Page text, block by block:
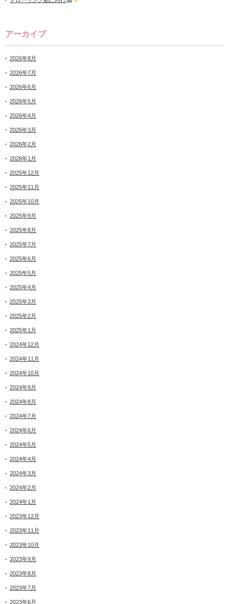
アーカイブ
2026年8月
2026年7月
2026年6月
2026年5月
2026年4月
2026年3月
2026年2月
2026年1月
2025年12月
2025年11月
2025年10月
2025年9月
2025年8月
2025年7月
2025年6月
2025年5月
2025年4月
2025年3月
2025年2月
2025年1月
2024年12月
2024年11月
2024年10月
2024年9月
2024年8月
2024年7月
2024年6月
2024年5月
2024年4月
2024年3月
2024年2月
2024年1月
2023年12月
2023年11月
2023年10月
2023年9月
2023年8月
2023年7月
2023年6月